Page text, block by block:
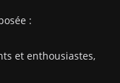
:
et enthousiastes,